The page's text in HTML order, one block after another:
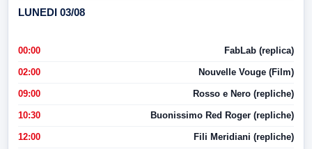
LUNEDI 03/08
00:00 FabLab (replica)
02:00 Nouvelle Vouge (Film)
09:00 Rosso e Nero (repliche)
10:30 Buonissimo Red Roger (repliche)
12:00 Fili Meridiani (repliche)